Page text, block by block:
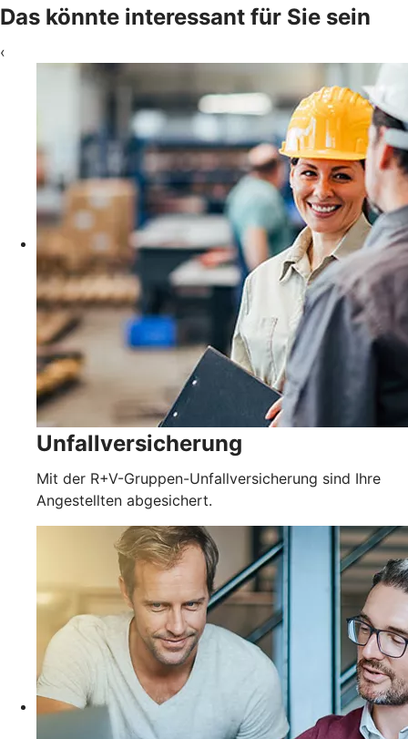
Das könnte interessant für Sie sein
‹
Unfallversicherung
Mit der R+V-Gruppen-Unfallversicherung sind Ihre
Angestellten abgesichert.